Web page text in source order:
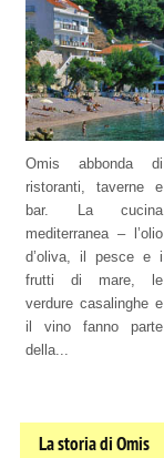
Omis abbonda di
ristoranti, taverne e
bar. La cucina
mediterranea – l’olio
d’oliva, il pesce e i
frutti di mare, le
verdure casalinghe e
il vino fanno parte
della...
La storia di Omis